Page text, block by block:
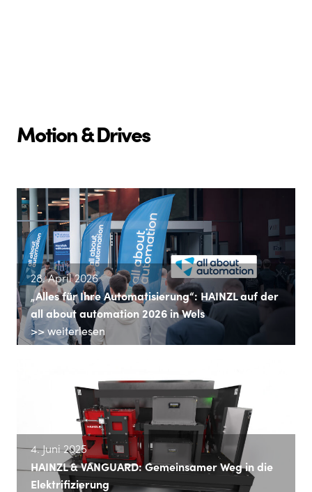
Motion & Drives
28. April 2026
„Alles für Ihre Automatisierung“: HAINZL auf der
all about automation 2026 in Wels
>> weiterlesen
4. Juni 2025
HAINZL & VANGUARD: Gemeinsamer Weg in die
Elektrifizierung